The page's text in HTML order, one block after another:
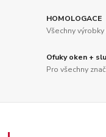
HOMOLOGACE
Všechny
Ofuky oken +
Pro všechny